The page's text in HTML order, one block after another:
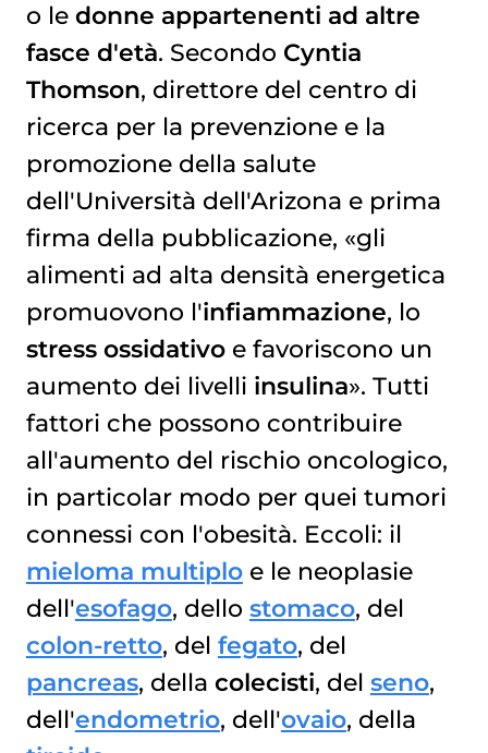
o le donne appartenenti ad altre
fasce d'età. Secondo Cyntia
Thomson, direttore del centro di
ricerca per la prevenzione e la
promozione della salute
dell'Università dell'Arizona e prima
firma della pubblicazione, «gli
alimenti ad alta densità energetica
promuovono l'infiammazione, lo
stress ossidativoe favoriscono un
aumento dei livelli insulina». Tutti
fattori che possono contribuire
all'aumento del rischio oncologico,
in particolar modo per quei tumori
connessi con l'obesità. Eccoli: il
mieloma multiploe le neoplasie
dell'esofago, dello stomaco, del
colon-retto, del fegato, del
pancreas, della colecisti, del seno,
dell'endometrio, dell'ovaio, della